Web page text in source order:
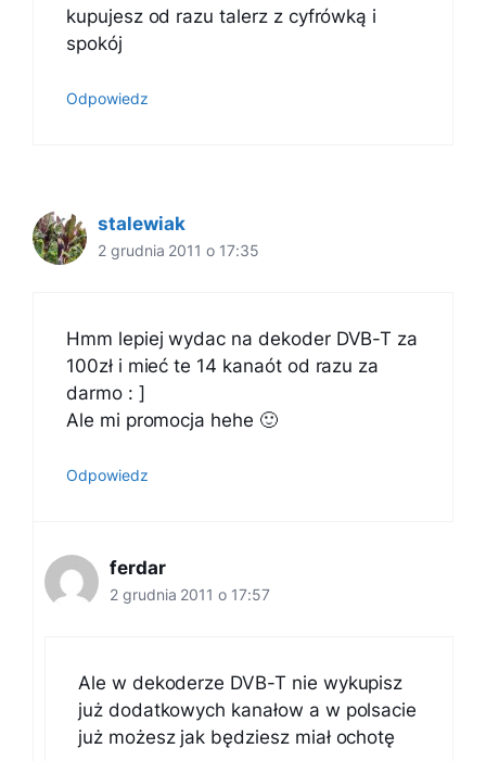
kupujesz od razu talerz z cyfrówką i
spokój
Odpowiedz
stalewiak
2 grudnia 2011 o 17:35
Hmm lepiej wydac na dekoder DVB-T za
100zł i mieć te 14 kanaót od razu za
darmo : ]
Ale mi promocja hehe 🙂
Odpowiedz
ferdar
2 grudnia 2011 o 17:57
Ale w dekoderze DVB-T nie wykupisz
już dodatkowych kanałow a w polsacie
już możesz jak będziesz miał ochotę